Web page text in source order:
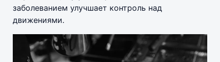
заболеванием улучшает контроль над
движениями.